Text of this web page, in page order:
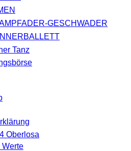
GESCHWADER
Tanz
Oberlosa
Werte